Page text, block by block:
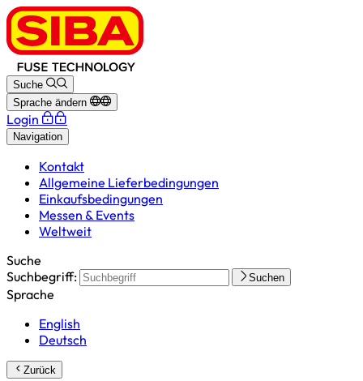
Suche
Sprache ändern
Login
Navigation
Kontakt
Allgemeine Lieferbedingungen
Einkaufsbedingungen
Messen & Events
Weltweit
Suche
Suchbegriff:
Suchen
Sprache
English
Deutsch
Zurück